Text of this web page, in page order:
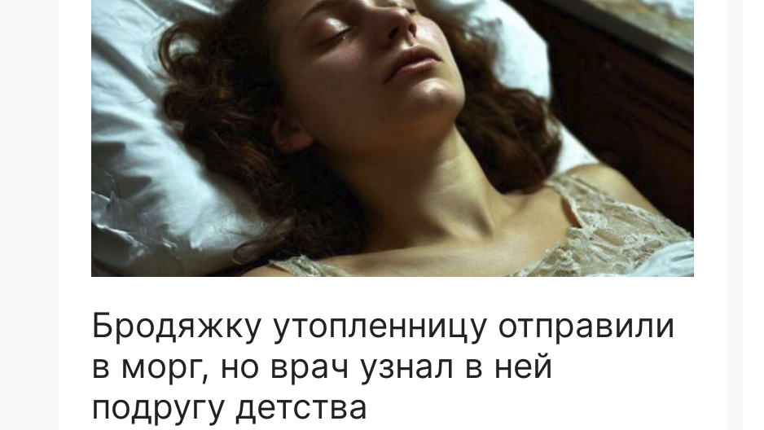
Бродяжку утопленницу отправили
в морг, но врач узнал в ней
подругу детства